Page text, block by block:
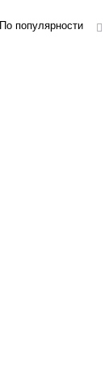
По популярности